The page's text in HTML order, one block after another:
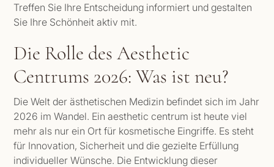
Treffen Sie Ihre Entscheidung informiert und gestalten
Sie Ihre Schönheit aktiv mit.
Die Rolle des Aesthetic
Centrums 2026: Was ist neu?
Die Welt der ästhetischen Medizin befindet sich im Jahr
2026 im Wandel. Ein aesthetic centrum ist heute viel
mehr als nur ein Ort für kosmetische Eingriffe. Es steht
für Innovation, Sicherheit und die gezielte Erfüllung
individueller Wünsche. Die Entwicklung dieser